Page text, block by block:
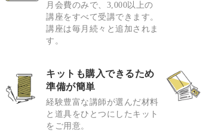
月会費のみで、3,000以上の
講座をすべて受講できます。
講座は毎月続々と追加されま
す。
キットも購入できるため
準備が簡単
経験豊富な講師が選んだ材料
と道具をひとつにしたキット
をご用意。